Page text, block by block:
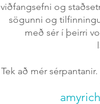
viðfangsefni og
sögunni og
með sér í þeirri
Tek að mér